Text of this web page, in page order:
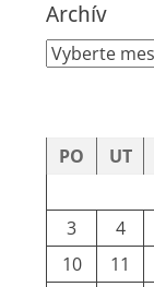
Archív
Archív
PO UT
3
4
10
11